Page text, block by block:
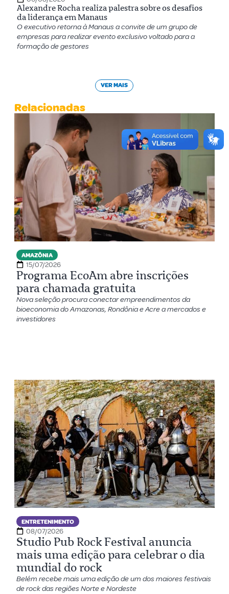
Alexandre Rocha realiza palestra sobre os desafios
da liderança em Manaus
O executivo retorna à Manaus a convite de um grupo de
empresas para realizar evento exclusivo voltado para a
formação de gestores
VER MAIS
Relacionadas
AMAZÔNIA
15/07/2026
Programa EcoAm abre inscrições
para chamada gratuita
Nova seleção procura conectar empreendimentos da
bioeconomia do Amazonas, Rondônia e Acre a mercados e
investidores
ENTRETENIMENTO
08/07/2026
Studio Pub Rock Festival anuncia
mais uma edição para celebrar o dia
mundial do rock
Belém recebe mais uma edição de um dos maiores festivais
de rock das regiões Norte e Nordeste